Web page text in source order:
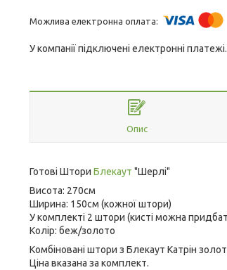
У компанії підключені електронні
Опис
Готові Штори Блекаут "Шерлі"
Висота: 270см
Ширина: 150см (кожної штори)
У комплекті 2 штори (кисті можна
Колір: беж/золото
Комбіновані штори з Блекаут Катрін
Ціна вказана за комплект.